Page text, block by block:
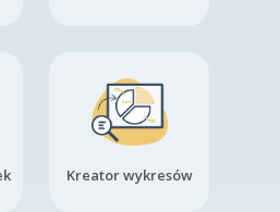
Kreator wykresów